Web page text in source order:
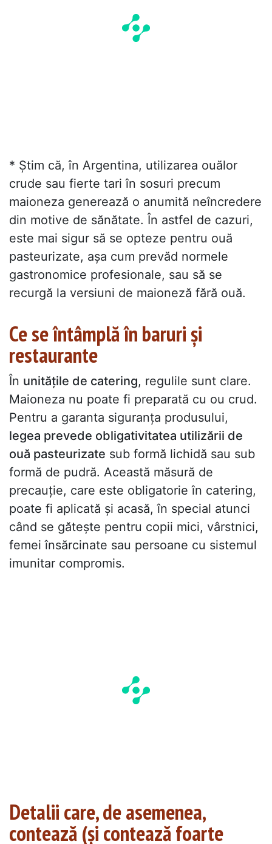
* Știm că, în Argentina, utilizarea ouălor
crude sau fierte tari în sosuri precum
maioneza generează o anumită neîncredere
din motive de sănătate. În astfel de cazuri,
este mai sigur să se opteze pentru ouă
pasteurizate, așa cum prevăd normele
gastronomice profesionale, sau să se
recurgă la versiuni de maioneză fără ouă.
Ce se întâmplă în baruri și
restaurante
În unitățile de catering, regulile sunt clare.
Maioneza nu poate fi preparată cu ou crud.
Pentru a garanta siguranța produsului,
legea prevede obligativitatea utilizării de
ouă pasteurizate sub formă lichidă sau sub
formă de pudră. Această măsură de
precauție, care este obligatorie în catering,
poate fi aplicată și acasă, în special atunci
când se gătește pentru copii mici, vârstnici,
femei însărcinate sau persoane cu sistemul
imunitar compromis.
Detalii care, de asemenea,
contează (și contează foarte